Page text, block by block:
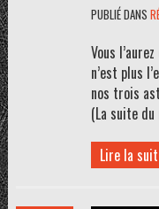
PUBLIÉ DANS
Vous
n’est plus
nos trois
(La suite
Lire la